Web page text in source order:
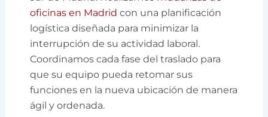
oficinas en Madrid con una planificación
logística diseñada para minimizar la
interrupción de su actividad laboral.
Coordinamos cada fase del traslado para
que su equipo pueda retomar sus
funciones en la nueva ubicación de manera
ágil y ordenada.